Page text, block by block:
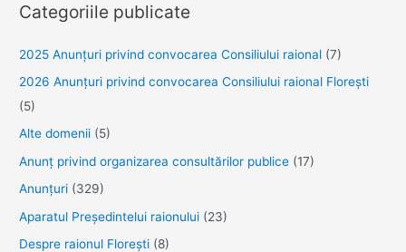
luptă
rabiei
–
28
septembrie
Categoriile publicate
2025 Anunţuri privind convocarea Consiliului raional (7)
2026 Anunțuri privind convocarea Consiliului raional Florești
(5)
Alte domenii (5)
Anunţ privind organizarea consultărilor publice (17)
Anunţuri (329)
Aparatul Preşedintelui raionului (23)
Despre raionul Floreşti (8)